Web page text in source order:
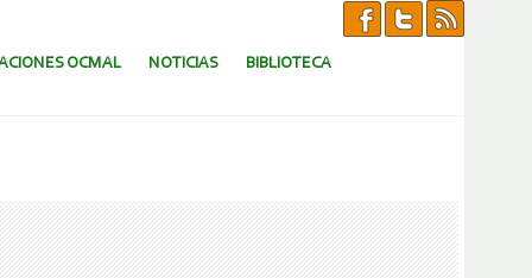
OCMAL NOTICIAS BIBLIOTECA